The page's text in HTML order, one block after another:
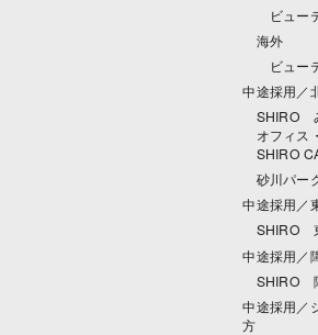
ビュー
海外
ビュー
中途採用／
SHIRO
オフィス
SHIRO
砂川パー
中途採用／
SHIRO
中途採用／
SHIRO
中途採用／
方